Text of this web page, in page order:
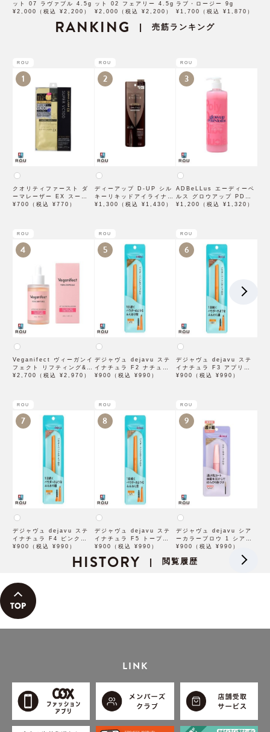
ット 07 ラヴァブル 4.5g
¥2,000（税込 ¥2,200）
ット 02 フェアリー 4.5g
¥2,000（税込 ¥2,200）
ラブ・ロージー 9g
¥1,700（税込 ¥1,870）
RANKING | 売筋ランキング
ROU
1
クオリティファースト ダ
ーマレーザー EX スーパ
ー VC100 マスク 1枚入
¥700（税込 ¥770）
ROU
2
ディーアップ D-UP シル
キーリキッドアイライナー
WP ブラウンブラック
¥1,300（税込 ¥1,430）
ROU
3
ADBeLLus エーディーベ
ルス グロウアップ PDRN
ローション 500mL
¥1,200（税込 ¥1,320）
ROU
4
Veganifect ヴィーガンイ
フェクト リフティング&バ
ランシング フィグチェス
¥2,700（税込 ¥2,970）
ROU
5
デジャヴュ dejavu ステ
イナチュラ F2 ナチュラル
ブラウン【アイブロウ】
¥900（税込 ¥990）
ROU
6
デジャヴュ dejavu ステ
イナチュラ F3 アプリコッ
トブラウン【アイブロウ】
¥900（税込 ¥990）
ROU
7
デジャヴュ dejavu ステ
イナチュラ F4 ピンクベー
ジュ【アイブロウ】【イミ
¥900（税込 ¥990）
ROU
8
デジャヴュ dejavu ステ
イナチュラ F5 トープベー
ジュ【アイブロウ】【イミ
¥900（税込 ¥990）
ROU
9
デジャヴュ dejavu シア
ーカラーブロウ 1 シアー
ベージュ【アイブロウ】
¥900（税込 ¥990）
HISTORY | 閲覧履歴
LINK